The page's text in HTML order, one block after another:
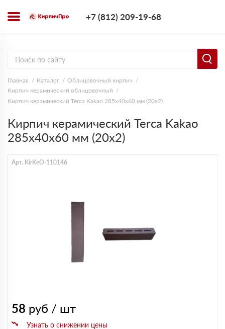
+7 (812) 209-19-68
Главная Каталог
Облицовочный кирпич
Кирпич керамический облицовочный
Кирпич керамический Terca Kakao 285х40х60 мм (20x2)
Кирпич керамический Terca Kakao
285х40х60 мм (20x2)
Арт. KirKeO-110146
58 руб / шт